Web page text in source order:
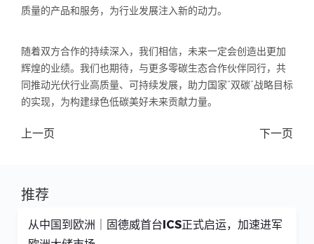
质量的产品和服务，为行业发展注入新的动力。
随着双方合作的持续深入，我们相信，未来一定会创造出更加
辉煌的业绩。我们也期待，与更多零碳生态合作伙伴同行，共
同推动光伏行业高质量、可持续发展，助力国家“双碳”战略目标
的实现，为构建绿色低碳美好未来贡献力量。
上一页 下一页
推荐
从中国到欧洲｜固德威首台ICS正式启运，加速进军